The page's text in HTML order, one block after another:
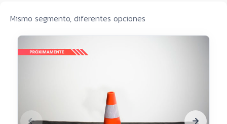
Mismo segmento, diferentes opciones